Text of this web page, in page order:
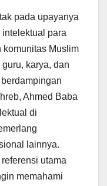
pada upayanya
para
komunitas Muslim
karya, dan
Ahmed Baba
di
lainnya.
utama
memahami